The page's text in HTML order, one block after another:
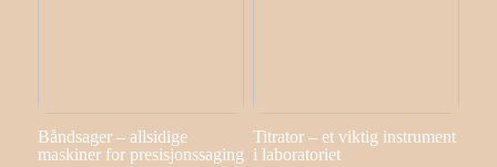
Båndsager – allsidige
maskiner for presisjonssaging
Titrator – et viktig instrument
i laboratoriet